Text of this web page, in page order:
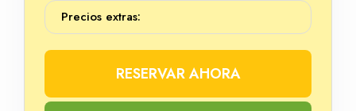
Precios extras:
RESERVAR AHORA